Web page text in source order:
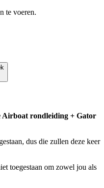
te voeren.
rondleiding + Gator
dus die zullen deze keer
toegestaan om zowel jou als